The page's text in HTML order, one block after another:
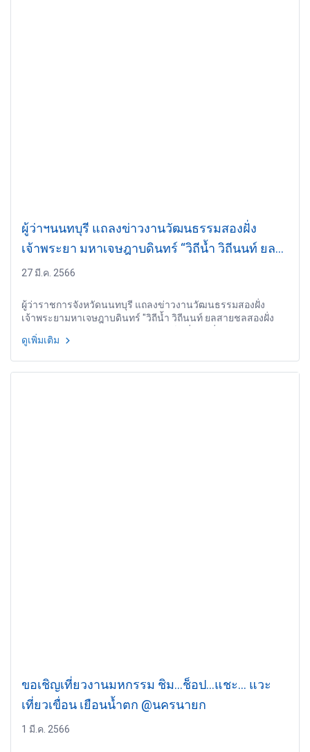
ผู้ว่าฯนนทบุรี แถลงข่าวงานวัฒนธรรมสองฝั่ง
เจ้าพระยา มหาเจษฎาบดินทร์ “วิถีน้ำ วิถีนนท์ ยล
สายชล สองฝั่งเจ้าพระยา สักการะมหาเจษฎา
27 มี.ค. 2566
ผู้ว่าราชการจังหวัดนนทบุรี แถลงข่าวงานวัฒนธรรมสองฝั่ง
เจ้าพระยามหาเจษฎาบดินทร์ "วิถีน้ำ วิถีนนท์ ยลสายชลสองฝั่ง
เมษายน 2566
ดูเพิ่มเติม
ขอเชิญเที่ยวงานมหกรรม ชิม…ช็อป…แชะ… แวะ
เที่ยวเขื่อน เยือนน้ำตก @นครนายก
1 มี.ค. 2566